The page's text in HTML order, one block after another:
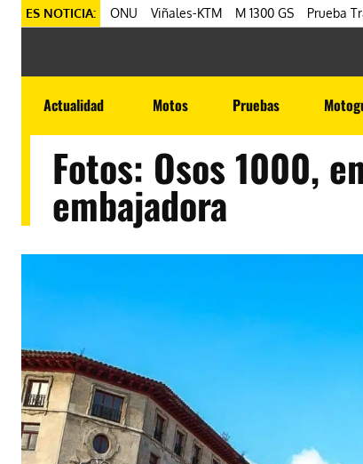
ES NOTICIA: ONU Viñales-KTM M 1300 GS Prueba
Actualidad Motos Pruebas
Fotos: Osos 1000,
embajadora